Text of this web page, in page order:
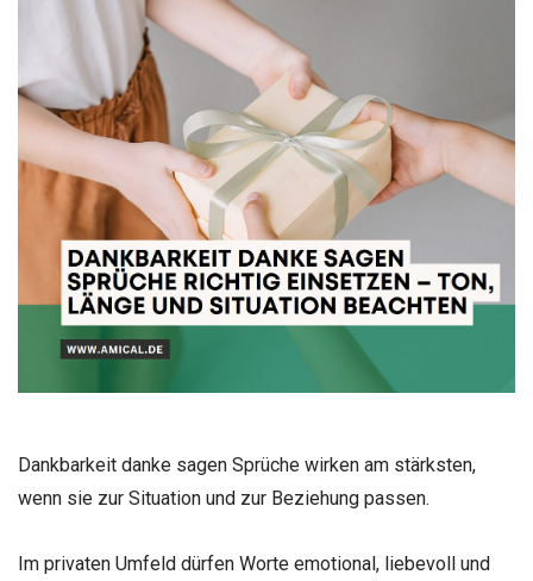
Dankbarkeit danke sagen Sprüche wirken am stärksten,
wenn sie zur Situation und zur Beziehung passen.
Im privaten Umfeld dürfen Worte emotional, liebevoll und